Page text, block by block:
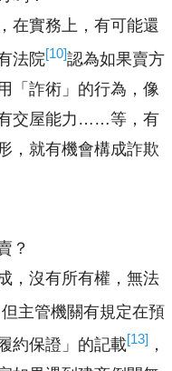
在實務上，有可能還
法院[10]認為如果賣方
「詐術」的行為，像
交屋能力……等，有
，就有機會構成詐欺
？
，沒有所有權，無法
主管機關有規定在預
約保證」的記載[13] ，